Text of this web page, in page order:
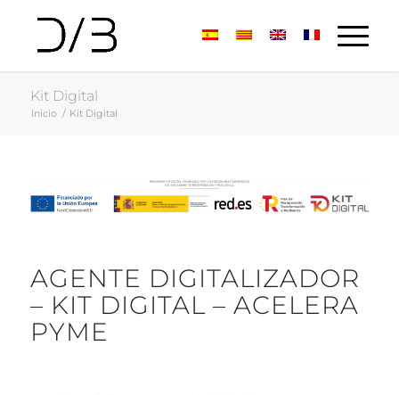
Kit Digital
Inicio / Kit Digital
AGENTE DIGITALIZADOR
– KIT DIGITAL – ACELERA
PYME